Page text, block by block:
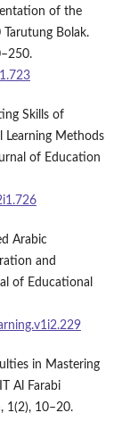
of the
Bolak.
Skills of
Methods
of Education
Arabic
and
of Educational
in Mastering
Al Farabi
1(2), 10–20.